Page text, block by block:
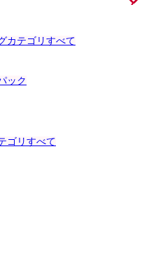
カテゴリすべて
ック
ゴリすべて